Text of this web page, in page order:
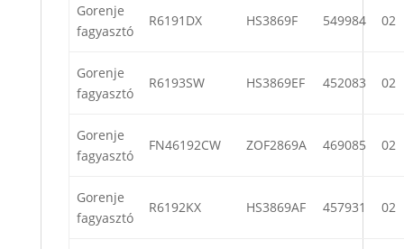
Gorenje
fagyasztó
R6191DX HS3869F 549984 02
Gorenje
fagyasztó
R6193SW HS3869EF 452083 02
Gorenje
fagyasztó
FN46192CW ZOF2869A 469085 02
Gorenje
fagyasztó
R6192KX HS3869AF 457931 02